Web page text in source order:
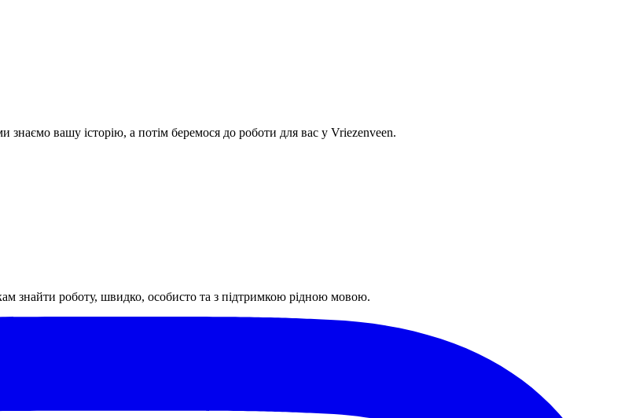
вашу історію, а потім беремося до роботи для вас у Vriezenveen.
знайти роботу, швидко, особисто та з підтримкою рідною мовою.